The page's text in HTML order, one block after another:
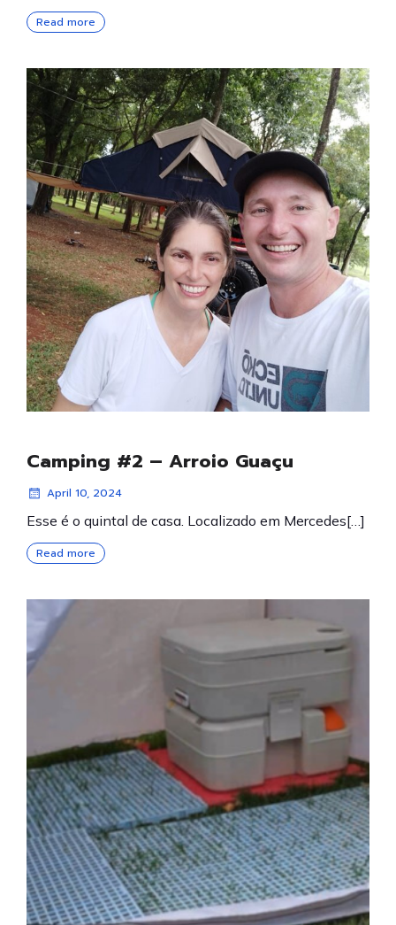
Read more
Camping #2 – Arroio Guaçu
April 10, 2024
Esse é o quintal de casa. Localizado em Mercedes[…]
Read more